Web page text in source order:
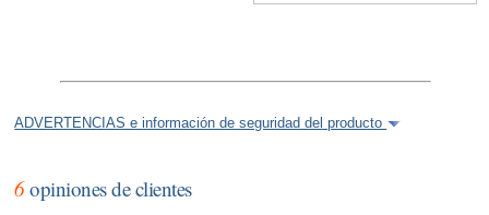
ADVERTENCIAS e información de seguridad del producto
6opiniones de clientes